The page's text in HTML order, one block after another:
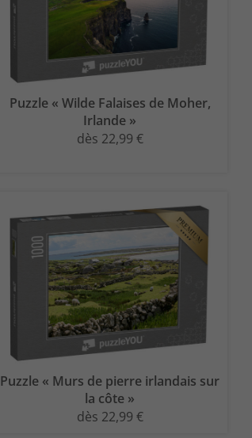
Puzzle « Wilde Falaises de Moher,
Irlande »
dès 22,99 €
Puzzle « Murs de pierre irlandais sur
la côte »
dès 22,99 €